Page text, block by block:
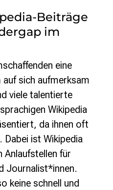
Beiträge
im
eine
sich aufmerksam
viele talentierte
Wikipedia
da ihnen oft
Dabei ist Wikipedia
Anlaufstellen für
Journalist*innen.
keine schnell und